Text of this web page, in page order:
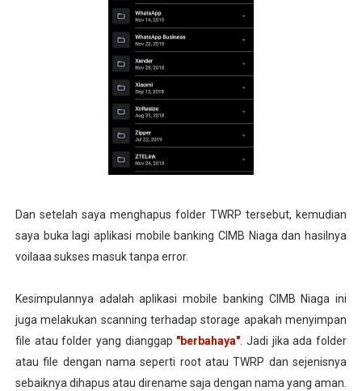
Dan setelah saya menghapus folder TWRP tersebut, kemudian
saya buka lagi aplikasi mobile banking CIMB Niaga dan hasilnya
voilaaa sukses masuk tanpa error.
Kesimpulannya adalah aplikasi mobile banking CIMB Niaga ini
juga melakukan scanning terhadap storage apakah menyimpan
file atau folder yang dianggap "berbahaya" . Jadi jika ada folder
atau file dengan nama seperti root atau TWRP dan sejenisnya
sebaiknya dihapus atau direname saja dengan nama yang aman.